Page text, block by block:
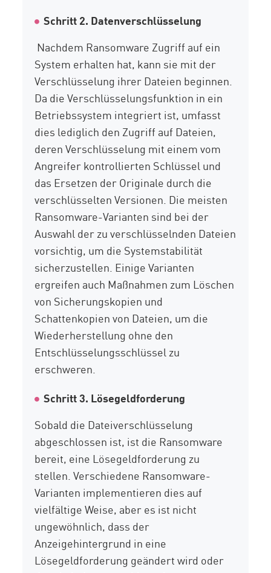
Schritt 2. Datenverschlüsselung
Nachdem Ransomware Zugriff auf ein
System erhalten hat, kann sie mit der
Verschlüsselung ihrer Dateien beginnen.
Da die Verschlüsselungsfunktion in ein
Betriebssystem integriert ist, umfasst
dies lediglich den Zugriff auf Dateien,
deren Verschlüsselung mit einem vom
Angreifer kontrollierten Schlüssel und
das Ersetzen der Originale durch die
verschlüsselten Versionen. Die meisten
Ransomware-Varianten sind bei der
Auswahl der zu verschlüsselnden Dateien
vorsichtig, um die Systemstabilität
sicherzustellen. Einige Varianten
ergreifen auch Maßnahmen zum Löschen
von Sicherungskopien und
Schattenkopien von Dateien, um die
Wiederherstellung ohne den
Entschlüsselungsschlüssel zu
erschweren.
Schritt 3. Lösegeldforderung
Sobald die Dateiverschlüsselung
abgeschlossen ist, ist die Ransomware
bereit, eine Lösegeldforderung zu
stellen. Verschiedene Ransomware-
Varianten implementieren dies auf
vielfältige Weise, aber es ist nicht
ungewöhnlich, dass der
Anzeigehintergrund in eine
Lösegeldforderung geändert wird oder